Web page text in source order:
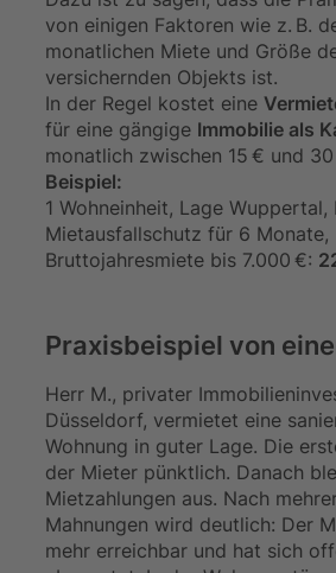
von einigen Faktoren wie z. B.
monatlichen Miete und Größe
versichernden Objekts ist.
In der Regel kostet eine
für eine gängige Immobilie als
monatlich zwischen 15 € und 30
Beispiel:
1 Wohneinheit, Lage
Mietausfallschutz für 6 Monate,
Bruttojahresmiete bis 7.000 €:
Praxisbeispiel von
Herr M., privater
Düsseldorf, vermietet eine
Wohnung in guter Lage. Die
der Mieter pünktlich. Danach
Mietzahlungen aus. Nach
Mahnungen wird deutlich: Der
mehr erreichbar und hat sich